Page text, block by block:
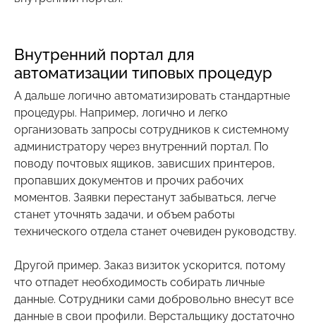
Внутренний портал для
автоматизации типовых процедур
А дальше логично автоматизировать стандартные
процедуры. Например, логично и легко
организовать запросы сотрудников к системному
администратору через внутренний портал. По
поводу почтовых ящиков, зависших принтеров,
пропавших документов и прочих рабочих
моментов. Заявки перестанут забываться, легче
станет уточнять задачи, и объем работы
технического отдела станет очевиден руководству.
Другой пример. Заказ визиток ускорится, потому
что отпадет необходимость собирать личные
данные. Сотрудники сами добровольно внесут все
данные в свои профили. Верстальщику достаточно